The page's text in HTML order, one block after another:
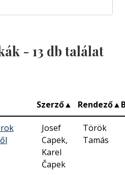
- 13 db találat
Szerző▲ Rendező▲
Josef
Capek,
Karel
Čapek
Török
Tamás